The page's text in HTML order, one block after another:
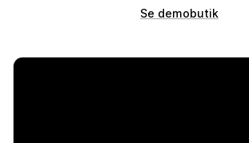
Se demobutik